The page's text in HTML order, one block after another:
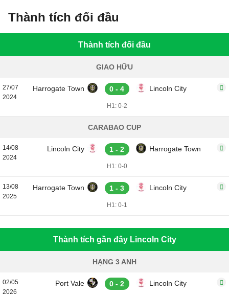
Thành tích đối đầu
Thành tích đối đầu
GIAO HỮU
27/07
2024
Harrogate Town 0 - 4 Lincoln City
H1: 0-2
CARABAO CUP
14/08
2024
Lincoln City 1 - 2 Harrogate Town
H1: 0-0
13/08
2025
Harrogate Town 1 - 3 Lincoln City
H1: 0-1
Thành tích gần đây Lincoln City
HẠNG 3 ANH
02/05
2026
Port Vale 0 - 2 Lincoln City